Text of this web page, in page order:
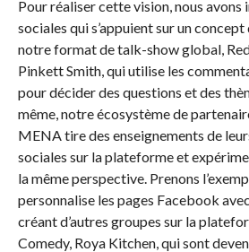
Pour réaliser cette vision, nous avons
sociales qui s’appuient sur un
notre format de talk-show global,
Pinkett Smith, qui utilise les
pour décider des questions et des
même, notre écosystème de
MENA tire des enseignements de
sociales sur la plateforme et
la même perspective. Prenons
personnalise les pages Facebook
créant d’autres groupes sur la
Comedy, Roya Kitchen, qui sont